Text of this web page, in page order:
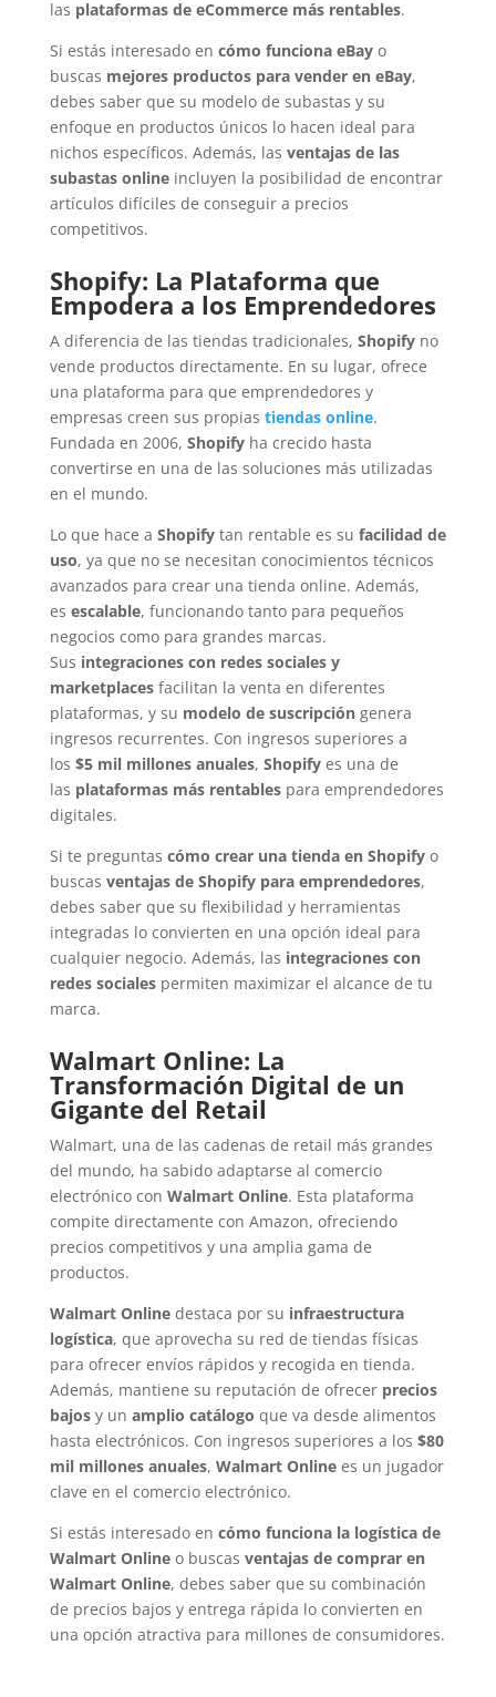
las plataformas de eCommerce más rentables.
Si estás interesado en cómo funciona eBayo
buscas mejores productos para vender en eBay,
debes saber que su modelo de subastas y su
enfoque en productos únicos lo hacen ideal para
nichos específicos. Además, las ventajas de las
subastas onlineincluyen la posibilidad de encontrar
artículos difíciles de conseguir a precios
competitivos.
Shopify: La Plataforma que
Empodera a los Emprendedores
A diferencia de las tiendas tradicionales, Shopifyno
vende productos directamente. En su lugar, ofrece
una plataforma para que emprendedores y
empresas creen sus propias tiendas online.
Fundada en 2006, Shopifyha crecido hasta
convertirse en una de las soluciones más utilizadas
en el mundo.
Lo que hace a Shopifytan rentable es su facilidad de
uso, ya que no se necesitan conocimientos técnicos
avanzados para crear una tienda online. Además,
es escalable, funcionando tanto para pequeños
negocios como para grandes marcas.
Sus integraciones con redes sociales y
marketplacesfacilitan la venta en diferentes
plataformas, y su modelo de suscripcióngenera
ingresos recurrentes. Con ingresos superiores a
los $5 mil millones anuales, Shopifyes una de
las plataformas más rentablespara emprendedores
digitales.
Si te preguntas cómo crear una tienda en Shopifyo
buscas ventajas de Shopify para emprendedores,
debes saber que su flexibilidad y herramientas
integradas lo convierten en una opción ideal para
cualquier negocio. Además, las integraciones con
redes socialespermiten maximizar el alcance de tu
marca.
Walmart Online: La
Transformación Digital de un
Gigante del Retail
Walmart, una de las cadenas de retail más grandes
del mundo, ha sabido adaptarse al comercio
electrónico con Walmart Online. Esta plataforma
compite directamente con Amazon, ofreciendo
precios competitivos y una amplia gama de
productos.
Walmart Onlinedestaca por su infraestructura
logística, que aprovecha su red de tiendas físicas
para ofrecer envíos rápidos y recogida en tienda.
Además, mantiene su reputación de ofrecer precios
bajosy un amplio catálogo que va desde alimentos
hasta electrónicos. Con ingresos superiores a los $80
mil millones anuales, Walmart Onlinees un jugador
clave en el comercio electrónico.
Si estás interesado en cómo funciona la logística de
Walmart Onlineo buscas ventajas de comprar en
Walmart Online, debes saber que su combinación
de precios bajos y entrega rápida lo convierten en
una opción atractiva para millones de consumidores.